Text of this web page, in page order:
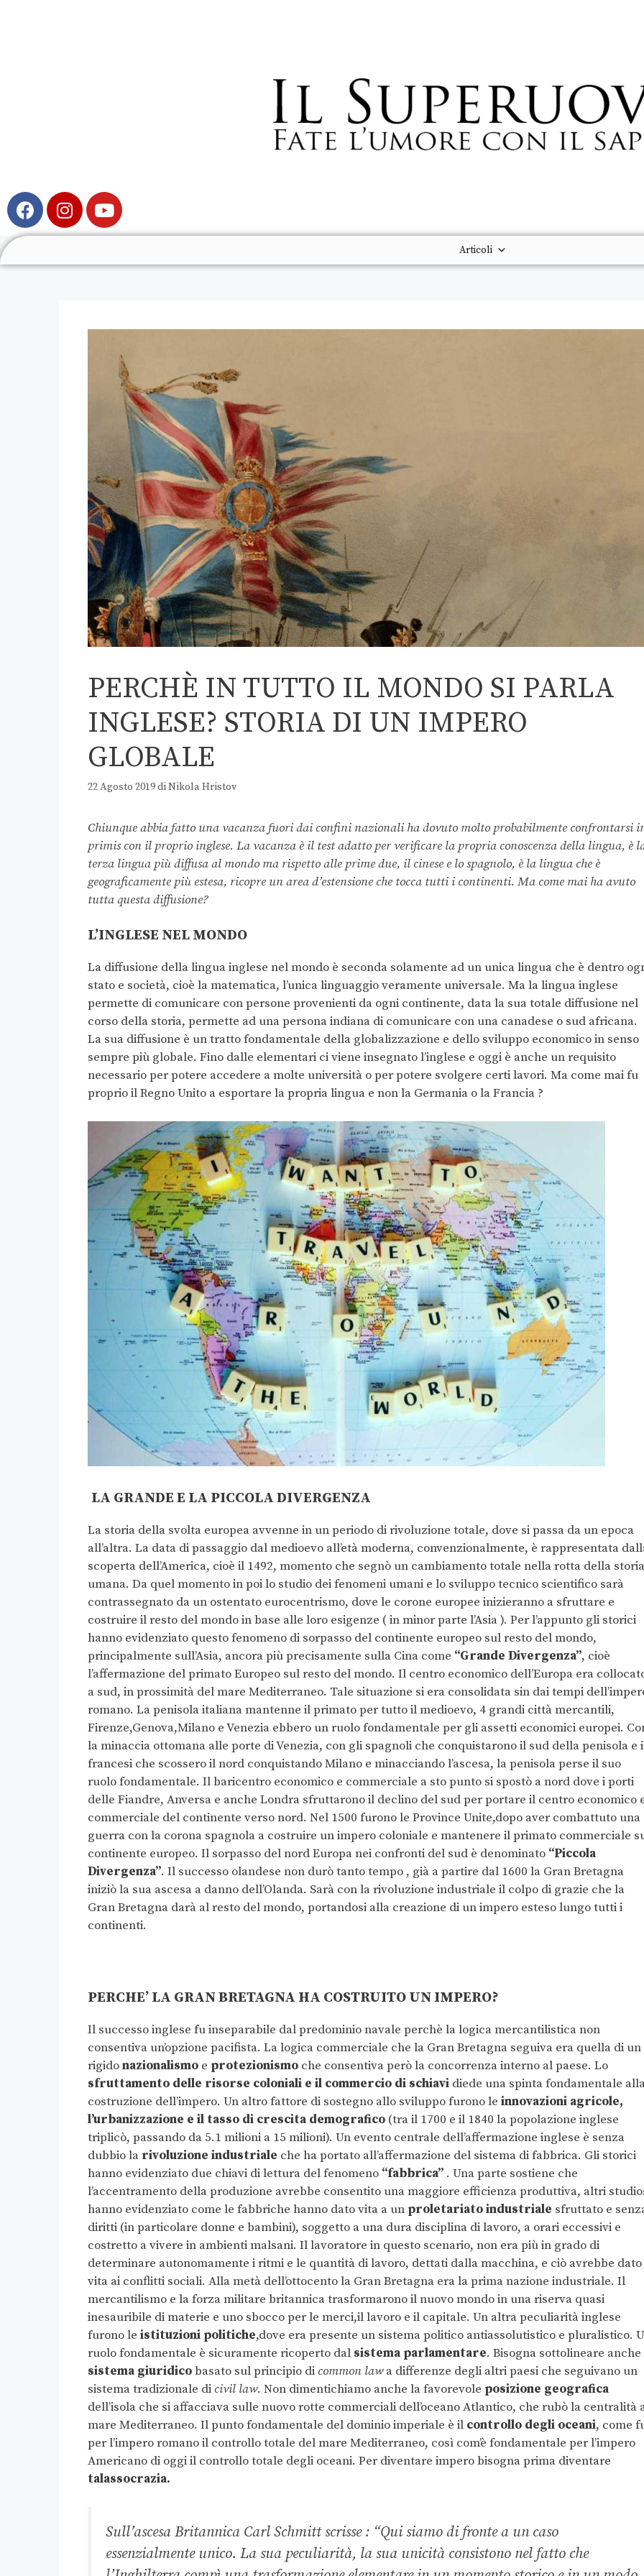
Articoli
PERCHÈ IN TUTTO IL MONDO SI PARLA
INGLESE? STORIA DI UN IMPERO
GLOBALE
22 Agosto 2019diNikola Hristov
Chiunque abbia fatto una vacanza fuori dai confini nazionali ha dovuto molto probabilmente confrontarsi
primis con il proprio inglese. La vacanza è il test adatto per verificare la propria conoscenza della lingua, è
terza lingua più diffusa al mondo ma rispetto alle prime due, il cinese e lo spagnolo, è la lingua che è
geograficamente più estesa, ricopre un area d’estensione che tocca tutti i continenti. Ma come mai ha avuto
tutta questa diffusione?
L’INGLESE NEL MONDO
La diffusione della lingua inglese nel mondo è seconda solamente ad un unica lingua che è dentro
stato e società, cioè la matematica, l’unica linguaggio veramente universale. Ma la lingua inglese
permette di comunicare con persone provenienti da ogni continente, data la sua totale diffusione nel
corso della storia, permette ad una persona indiana di comunicare con una canadese o sud africana.
La sua diffusione è un tratto fondamentale della globalizzazione e dello sviluppo economico in senso
sempre più globale. Fino dalle elementari ci viene insegnato l’inglese e oggi è anche un requisito
necessario per potere accedere a molte università o per potere svolgere certi lavori. Ma come mai fu
proprio il Regno Unito a esportare la propria lingua e non la Germania o la Francia ?
LA GRANDE E LA PICCOLA DIVERGENZA
La storia della svolta europea avvenne in un periodo di rivoluzione totale, dove si passa da un epoca
all’altra. La data di passaggio dal medioevo all’età moderna, convenzionalmente, è rappresentata
scoperta dell’America, cioè il 1492, momento che segnò un cambiamento totale nella rotta della storia
umana. Da quel momento in poi lo studio dei fenomeni umani e lo sviluppo tecnico scientifico sarà
contrassegnato da un ostentato eurocentrismo, dove le corone europee inizieranno a sfruttare e
costruire il resto del mondo in base alle loro esigenze ( in minor parte l’Asia ). Per l’appunto gli storici
hanno evidenziato questo fenomeno di sorpasso del continente europeo sul resto del mondo,
principalmente sull’Asia, ancora più precisamente sulla Cina come “Grande Divergenza”, cioè
l’affermazione del primato Europeo sul resto del mondo. Il centro economico dell’Europa era
a sud, in prossimità del mare Mediterraneo. Tale situazione si era consolidata sin dai tempi
romano. La penisola italiana mantenne il primato per tutto il medioevo, 4 grandi città mercantili,
Firenze,Genova,Milano e Venezia ebbero un ruolo fondamentale per gli assetti economici europei.
la minaccia ottomana alle porte di Venezia, con gli spagnoli che conquistarono il sud della penisola e i
francesi che scossero il nord conquistando Milano e minacciando l’ascesa, la penisola perse il suo
ruolo fondamentale. Il baricentro economico e commerciale a sto punto si spostò a nord dove i porti
delle Fiandre, Anversa e anche Londra sfruttarono il declino del sud per portare il centro economico
commerciale del continente verso nord. Nel 1500 furono le Province Unite,dopo aver combattuto una
guerra con la corona spagnola a costruire un impero coloniale e mantenere il primato commerciale
continente europeo. Il sorpasso del nord Europa nei confronti del sud è denominato “Piccola
Divergenza”. Il successo olandese non durò tanto tempo , già a partire dal 1600 la Gran Bretagna
iniziò la sua ascesa a danno dell’Olanda. Sarà con la rivoluzione industriale il colpo di grazie che la
Gran Bretagna darà al resto del mondo, portandosi alla creazione di un impero esteso lungo tutti i
continenti.
PERCHE’ LA GRAN BRETAGNA HA COSTRUITO UN IMPERO?
Il successo inglese fu inseparabile dal predominio navale perchè la logica mercantilistica non
consentiva un’opzione pacifista. La logica commerciale che la Gran Bretagna seguiva era quella di un
rigidonazionalismo e protezionismo che consentiva però la concorrenza interno al paese. Lo
sfruttamento delle risorse coloniali e il commercio di schiavi diede una spinta fondamentale
costruzione dell’impero. Un altro fattore di sostegno allo sviluppo furono le innovazioni agricole,
l’urbanizzazione e il tasso di crescita demografico (tra il 1700 e il 1840 la popolazione inglese
triplicò, passando da 5.1 milioni a 15 milioni). Un evento centrale dell’affermazione inglese è senza
dubbio la rivoluzione industriale che ha portato all’affermazione del sistema di fabbrica. Gli storici
hanno evidenziato due chiavi di lettura del fenomeno “fabbrica” . Una parte sostiene che
l’accentramento della produzione avrebbe consentito una maggiore efficienza produttiva, altri
hanno evidenziato come le fabbriche hanno dato vita a un proletariato industriale sfruttato e
diritti (in particolare donne e bambini), soggetto a una dura disciplina di lavoro, a orari eccessivi e
costretto a vivere in ambienti malsani. Il lavoratore in questo scenario, non era più in grado di
determinare autonomamente i ritmi e le quantità di lavoro, dettati dalla macchina, e ciò avrebbe dato
vita ai conflitti sociali. Alla metà dell’ottocento la Gran Bretagna era la prima nazione industriale. Il
mercantilismo e la forza militare britannica trasformarono il nuovo mondo in una riserva quasi
inesauribile di materie e uno sbocco per le merci,il lavoro e il capitale. Un altra peculiarità inglese
furono le istituzioni politiche,dove era presente un sistema politico antiassolutistico e pluralistico.
ruolo fondamentale è sicuramente ricoperto dal sistema parlamentare. Bisogna sottolineare
sistema giuridicobasato sul principio di common lawa differenze degli altri paesi che seguivano un
sistema tradizionale di civil law. Non dimentichiamo anche la favorevole posizione geografica
dell’isola che si affacciava sulle nuovo rotte commerciali dell’oceano Atlantico, che rubò la centralità
mare Mediterraneo. Il punto fondamentale del dominio imperiale è il controllo degli oceani, come
per l’impero romano il controllo totale del mare Mediterraneo, così com’è fondamentale per l’impero
Americano di oggi il controllo totale degli oceani. Per diventare impero bisogna prima diventare
talassocrazia.
Sull’ascesa Britannica Carl Schmitt scrisse : “Qui siamo di fronte a un caso
essenzialmente unico. La sua peculiarità, la sua unicità consistono nel fatto che